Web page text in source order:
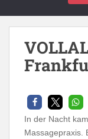
Vollalarm für die
In der Nacht
Massagepraxis.